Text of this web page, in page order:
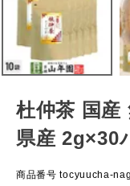
杜仲茶 国産
県産 2g×30
商品番号 tocyuucha-